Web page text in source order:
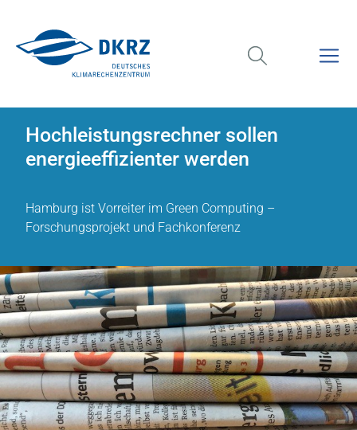
Hochleistungsrechner sollen
energieeffizienter werden
Hamburg ist Vorreiter im Green Computing –
Forschungsprojekt und Fachkonferenz